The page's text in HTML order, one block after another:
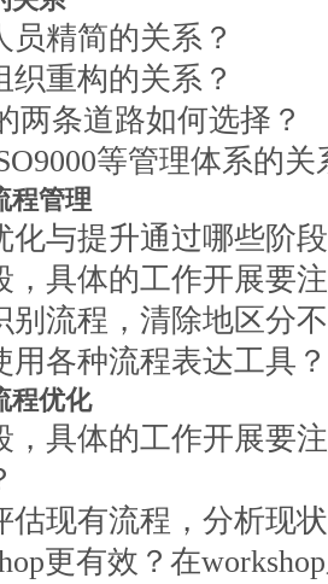
员精简的关系？
织重构的关系？
两条道路如何选择？
等管理体系的关
程管理
化与提升通过哪些阶
，具体的工作开展要
别流程，清除地区分
用各种流程表达工具？
程优化
，具体的工作开展要
估现有流程，分析现
更有效？在